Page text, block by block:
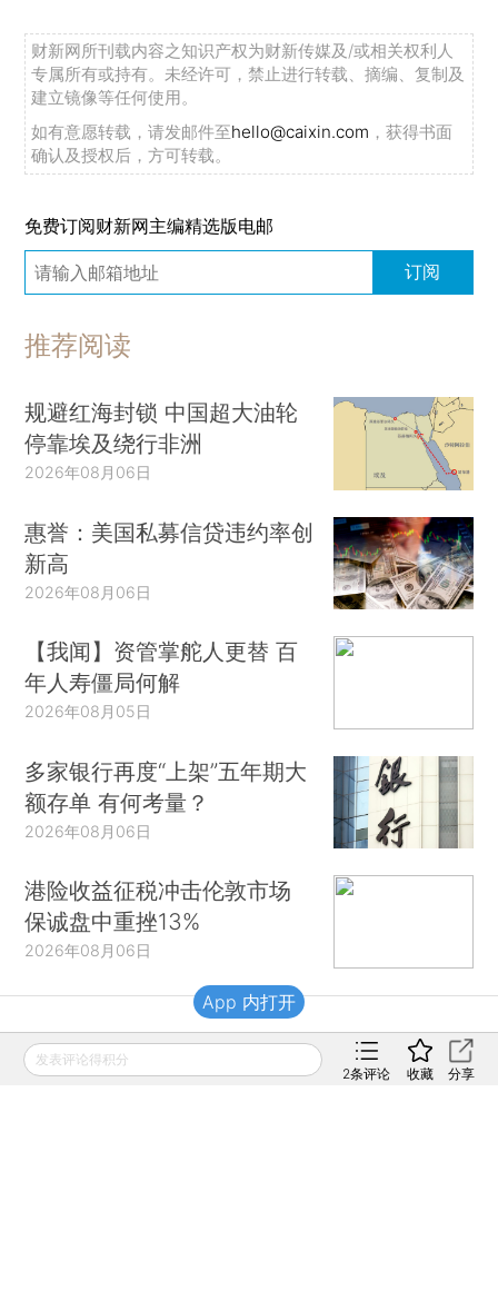
财新网所刊载内容之知识产权为财新传媒及/或相关权利人
专属所有或持有。未经许可，禁止进行转载、摘编、复制及
建立镜像等任何使用。
如有意愿转载，请发邮件至hello@caixin.com ，获得书面
确认及授权后，方可转载。
免费订阅财新网主编精选版电邮
订阅
推荐阅读
规避红海封锁 中国超大油轮
停靠埃及绕行非洲
2026年08月06日
惠誉：美国私募信贷违约率创
新高
2026年08月06日
【我闻】资管掌舵人更替 百
年人寿僵局何解
2026年08月05日
多家银行再度“上架”五年期大
额存单 有何考量？
2026年08月06日
港险收益征税冲击伦敦市场
保诚盘中重挫13%
2026年08月06日
财新移动
发表评论得积分
2条评论 收藏 分享
App 内打开